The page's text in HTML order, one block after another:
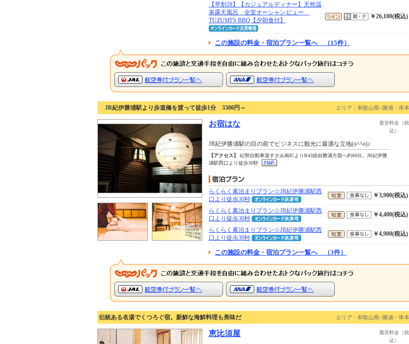
【早割28】【カジュアルディナー】天然温
泉露天風呂 全室オーシャンビュー
TUZUMI'S BBQ【夕朝食付】
￥26,100(税込
この施設の料金・宿泊プラン一覧へ （15件）
JR紀伊勝浦駅より歩道橋を渡って徒歩1分 3300円～ エリア：和歌山県>勝浦・串
お宿はな
最安料金（税
込）
JR紀伊勝浦駅の目の前でビジネスに観光に最適な立地(o^^o)♪
【アクセス】
紀勢自動車道すさみ南ICよりR42経由勝浦方面へ約60分。JR紀伊勝
浦駅西口より徒歩30秒
らくらく素泊まりプラン☆JR紀伊勝浦駅西
口より徒歩30秒
￥3,900(税込
らくらく素泊まりプラン☆JR紀伊勝浦駅西
口より徒歩30秒
￥4,400(税込
らくらく素泊まりプラン☆JR紀伊勝浦駅西
口より徒歩30秒
￥4,900(税込
この施設の料金・宿泊プラン一覧へ （3件）
伝統ある名湯でくつろぐ宿。新鮮な海鮮料理も美味だ エリア：和歌山県>勝浦・串
恵比須屋
最安料金（税
込）